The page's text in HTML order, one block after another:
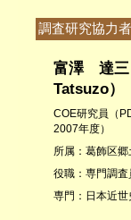
調査研究協力
富澤 達三
Tatsuzo）
COE研究員（
2007年度）
所属：葛飾区
役職：専門調査
専門：日本近